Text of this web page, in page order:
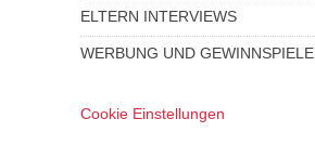
ELTERN INTERVIEWS
WERBUNG UND GEWINNSPIELE
Cookie Einstellungen